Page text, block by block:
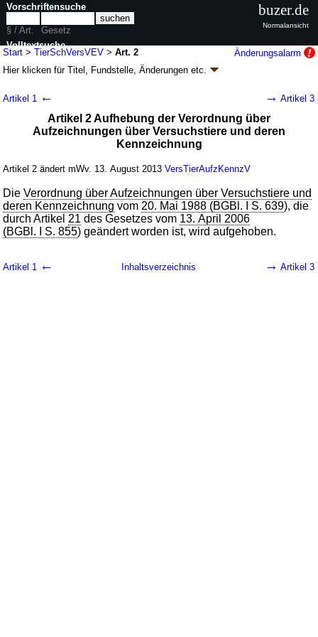
Start >TierSchVersVEV >Art. 2
Änderungsalarm
Hier klicken fürTitel, Fundstelle, Änderungen etc.
Richtlinie 2010/63/EU des Europäischen
Parlaments und des Rates vom 22. September
2010 zum Schutz der für wissenschaftliche
Zwecke verwendeten Tiere
(TierSchVersVEVk.a.Abk.)
V. v. 01.08.2013BGBl. I S. 3125 (Nr. 47); Geltung ab 13.08.2013
3 Änderungen | Drucksachen / Entwurf / Begründung |
wird in 4 Vorschriften zitiert
Artikel 1 ← → Artikel 3
Artikel 2 Aufhebung der Verordnung über
Aufzeichnungen über Versuchstiere und deren
Kennzeichnung
Artikel 2 ändert mWv. 13. August 2013VersTierAufzKennzV
DieVerordnung über Aufzeichnungen über Versuchstiere und
deren Kennzeichnung vom 20. Mai 1988 (BGBl. I S. 639), die
durch Artikel 21 des Gesetzes vom 13. April 2006
(BGBl. I S. 855) geändert worden ist, wird aufgehoben.
Artikel 1 ← Inhaltsverzeichnis → Artikel 3
Vorschriftensuche
§ / Art.
Gesetz
Volltextsuche
nur in TierSchVersVEV
buzer.de
Normalansicht